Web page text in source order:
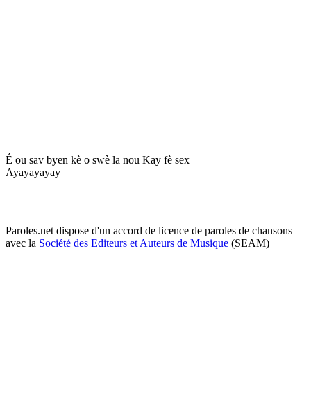
É ou sav byen kè o swè la nou Kay fè sex
Ayayayayay
Paroles.net dispose d'un accord de licence de paroles de chansons
avec la Société des Editeurs et Auteurs de Musique (SEAM)